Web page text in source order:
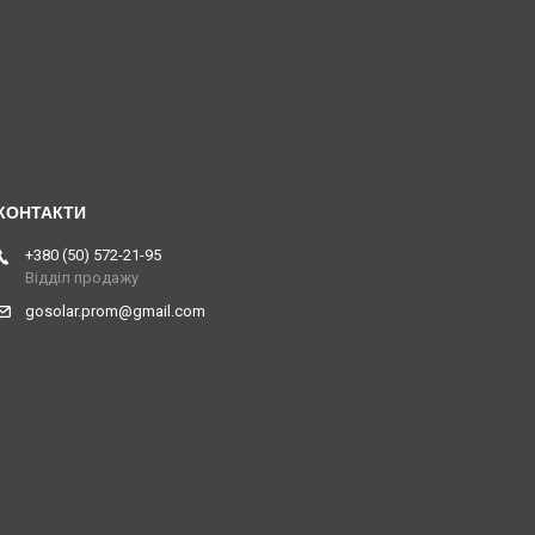
+380 (50) 572-21-95
Відділ продажу
gosolar.prom@gmail.com